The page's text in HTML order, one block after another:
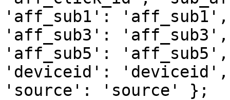
'aff_sub1':
'aff_sub3':
'aff_sub5':
'deviceid':
'source': 'source' };